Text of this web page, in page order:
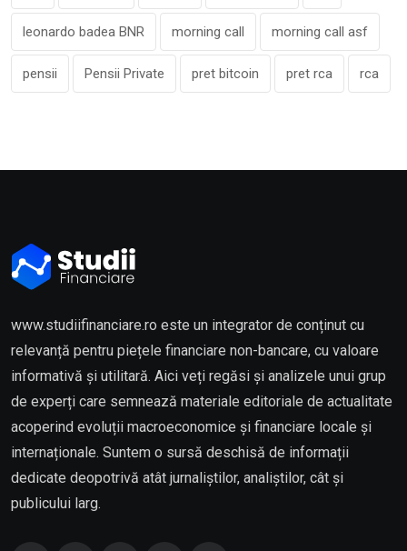
leonardo badea BNR morning call morning call asf
pensii Pensii Private pret bitcoin pret rca rca
www.studiifinanciare.ro este un integrator de conținut cu
relevanță pentru piețele financiare non-bancare, cu valoare
informativă și utilitară. Aici veți regăsi și analizele unui grup
de experți care semnează materiale editoriale de actualitate
acoperind evoluții macroeconomice și financiare locale și
internaționale. Suntem o sursă deschisă de informații
dedicate deopotrivă atât jurnaliștilor, analiștilor, cât și
publicului larg.